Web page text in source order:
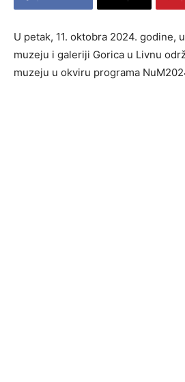
U petak, 11. oktobra 2024. godine,
muzeju i galeriji Gorica u Livnu
muzeju u okviru programa